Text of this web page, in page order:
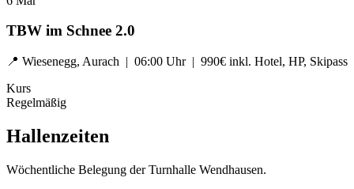
TBW im Schnee 2.0
📍 Wiesenegg, Aurach | 06:00 Uhr | 990€ inkl. Hotel, HP, Skipass
Kurs
Regelmäßig
Hallenzeiten
Wöchentliche Belegung der Turnhalle Wendhausen.